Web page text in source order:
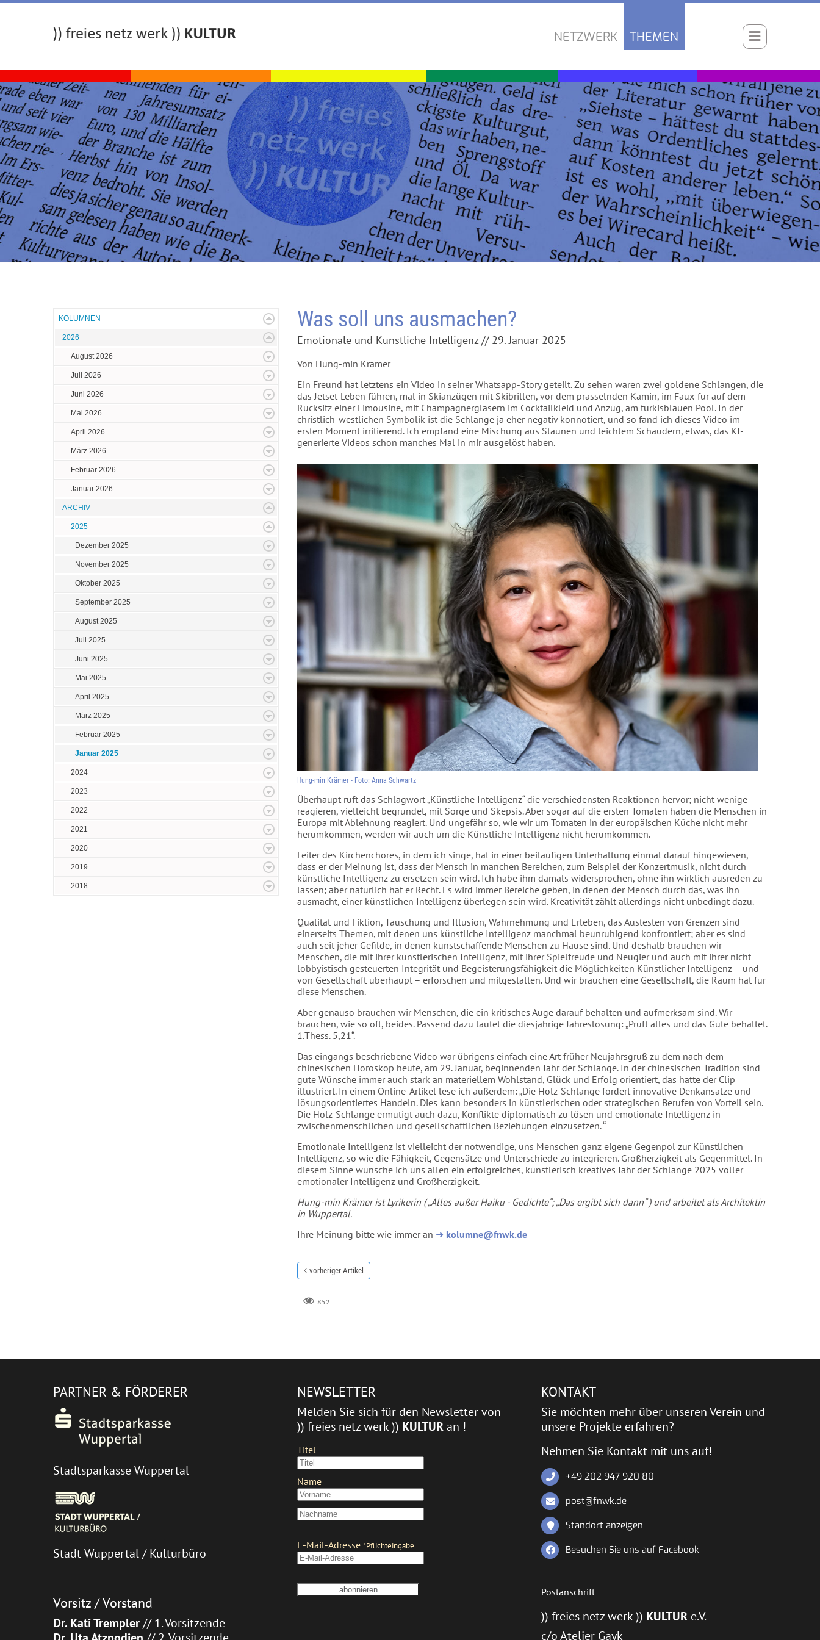
NETZWERK THEMEN
KOLUMNEN
2026
August 2026
Juli 2026
Juni 2026
Mai 2026
April 2026
März 2026
Februar 2026
Januar 2026
ARCHIV
2025
Dezember 2025
November 2025
Oktober 2025
September 2025
August 2025
Juli 2025
Juni 2025
Mai 2025
April 2025
März 2025
Februar 2025
Januar 2025
2024
2023
2022
2021
2020
2019
2018
Was soll uns ausmachen?
Emotionale und Künstliche Intelligenz // 29. Januar 2025
Von Hung-min Krämer
Ein Freund hat letztens ein Video in seiner Whatsapp-Story geteilt. Zu sehen waren zwei goldene Schlangen, die
das Jetset-Leben führen, mal in Skianzügen mit Skibrillen, vor dem prasselnden Kamin, im Faux-fur auf dem
Rücksitz einer Limousine, mit Champagnergläsern im Cocktailkleid und Anzug, am türkisblauen Pool. In der
christlich-westlichen Symbolik ist die Schlange ja eher negativ konnotiert, und so fand ich dieses Video im
ersten Moment irritierend. Ich empfand eine Mischung aus Staunen und leichtem Schaudern, etwas, das KI-
generierte Videos schon manches Mal in mir ausgelöst haben.
Hung-min Krämer - Foto: Anna Schwartz
Überhaupt ruft das Schlagwort „Künstliche Intelligenz“ die verschiedensten Reaktionen hervor; nicht wenige
reagieren, vielleicht begründet, mit Sorge und Skepsis. Aber sogar auf die ersten Tomaten haben die Menschen in
Europa mit Ablehnung reagiert. Und ungefähr so, wie wir um Tomaten in der europäischen Küche nicht mehr
herumkommen, werden wir auch um die Künstliche Intelligenz nicht herumkommen.
Leiter des Kirchenchores, in dem ich singe, hat in einer beiläufigen Unterhaltung einmal darauf hingewiesen,
dass er der Meinung ist, dass der Mensch in manchen Bereichen, zum Beispiel der Konzertmusik, nicht durch
künstliche Intelligenz zu ersetzen sein wird. Ich habe ihm damals widersprochen, ohne ihn wirklich ausreden zu
lassen; aber natürlich hat er Recht. Es wird immer Bereiche geben, in denen der Mensch durch das, was ihn
ausmacht, einer künstlichen Intelligenz überlegen sein wird. Kreativität zählt allerdings nicht unbedingt dazu.
Qualität und Fiktion, Täuschung und Illusion, Wahrnehmung und Erleben, das Austesten von Grenzen sind
einerseits Themen, mit denen uns künstliche Intelligenz manchmal beunruhigend konfrontiert; aber es sind
auch seit jeher Gefilde, in denen kunstschaffende Menschen zu Hause sind. Und deshalb brauchen wir
Menschen, die mit ihrer künstlerischen Intelligenz, mit ihrer Spielfreude und Neugier und auch mit ihrer nicht
lobbyistisch gesteuerten Integrität und Begeisterungsfähigkeit die Möglichkeiten Künstlicher Intelligenz – und
von Gesellschaft überhaupt – erforschen und mitgestalten. Und wir brauchen eine Gesellschaft, die Raum hat für
diese Menschen.
Aber genauso brauchen wir Menschen, die ein kritisches Auge darauf behalten und aufmerksam sind. Wir
brauchen, wie so oft, beides. Passend dazu lautet die diesjährige Jahreslosung: „Prüft alles und das Gute behaltet.
1.Thess. 5,21“.
Das eingangs beschriebene Video war übrigens einfach eine Art früher Neujahrsgruß zu dem nach dem
chinesischen Horoskop heute, am 29. Januar, beginnenden Jahr der Schlange. In der chinesischen Tradition sind
gute Wünsche immer auch stark an materiellem Wohlstand, Glück und Erfolg orientiert, das hatte der Clip
illustriert. In einem Online-Artikel lese ich außerdem: „Die Holz-Schlange fördert innovative Denkansätze und
lösungsorientiertes Handeln. Dies kann besonders in künstlerischen oder strategischen Berufen von Vorteil sein.
Die Holz-Schlange ermutigt auch dazu, Konflikte diplomatisch zu lösen und emotionale Intelligenz in
zwischenmenschlichen und gesellschaftlichen Beziehungen einzusetzen. “
Emotionale Intelligenz ist vielleicht der notwendige, uns Menschen ganz eigene Gegenpol zur Künstlichen
Intelligenz, so wie die Fähigkeit, Gegensätze und Unterschiede zu integrieren. Großherzigkeit als Gegenmittel. In
diesem Sinne wünsche ich uns allen ein erfolgreiches, künstlerisch kreatives Jahr der Schlange 2025 voller
emotionaler Intelligenz und Großherzigkeit.
Hung-min Krämer ist Lyrikerin ( „Alles außer Haiku - Gedichte“; „Das ergibt sich dann“ ) und arbeitet als Architektin
in Wuppertal.
Ihre Meinung bitte wie immer an ➜ kolumne@fnwk.de
vorheriger Artikel
852
PARTNER & FÖRDERER
Stadtsparkasse Wuppertal
Stadt Wuppertal / Kulturbüro
Vorsitz / Vorstand
Dr. Kati Trempler// 1. Vorsitzende
NEWSLETTER
Melden Sie sich für den Newsletter von
)) freies netz werk )) KULTURan !
KONTAKT
Sie möchten mehr über unseren Verein und
unsere Projekte erfahren?
Nehmen Sie Kontakt mit uns auf!
+49 202 947 920 80
post@fnwk.de
Standort anzeigen
Besuchen Sie uns auf Facebook
Postanschrift
)) freies netz werk )) KULTUR e.V.
c/o Atelier Gayk